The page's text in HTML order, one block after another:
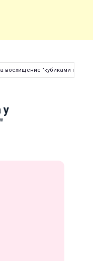
восхищение "кубиками пресса"
у